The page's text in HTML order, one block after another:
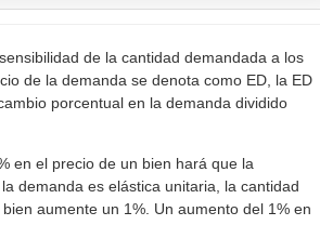
de la cantidad demandada a los
de la demanda se denota como ED, la ED
porcentual en la demanda dividido
en el precio de un bien hará que la
demanda es elástica unitaria, la cantidad
aumente un 1%. Un aumento del 1% en